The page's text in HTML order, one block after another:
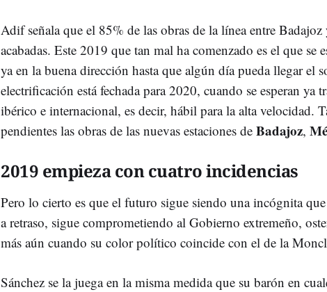
Adif señala que el 85% de las obras de la línea entre Badajoz
acabadas. Este 2019 que tan mal ha comenzado es el que se
ya en la buena dirección hasta que algún día pueda llegar el
electrificación está fechada para 2020, cuando se esperan ya
ibérico e internacional, es decir, hábil para la alta velocidad.
pendientes las obras de las nuevas estaciones de Badajoz,
2019 empieza con cuatro incidencias
Pero lo cierto es que el futuro sigue siendo una incógnita que
a retraso, sigue comprometiendo al Gobierno extremeño,
más aún cuando su color político coincide con el de la
Sánchez se la juega en la misma medida que su barón en